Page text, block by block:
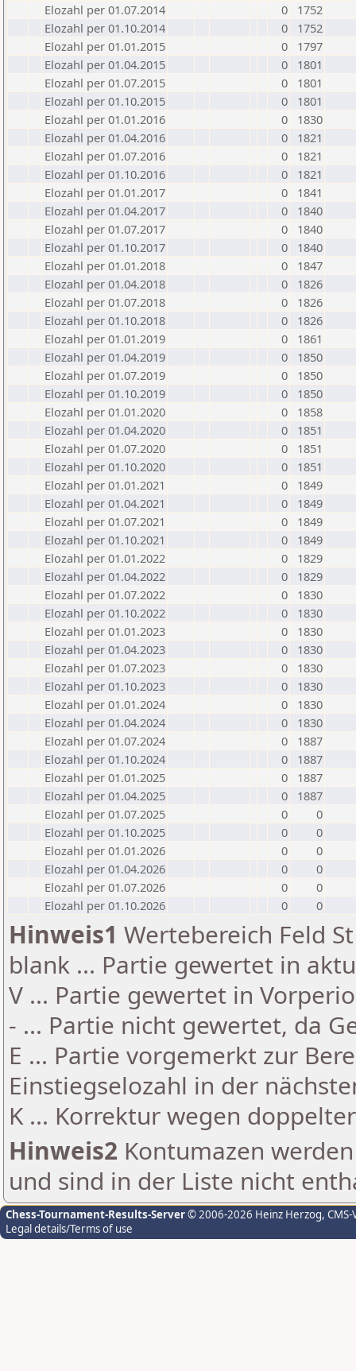
Elozahl per 01.07.2014
0
1752
Elozahl per 01.10.2014
0
1752
Elozahl per 01.01.2015
0
1797
Elozahl per 01.04.2015
0
1801
Elozahl per 01.07.2015
0
1801
Elozahl per 01.10.2015
0
1801
Elozahl per 01.01.2016
0
1830
Elozahl per 01.04.2016
0
1821
Elozahl per 01.07.2016
0
1821
Elozahl per 01.10.2016
0
1821
Elozahl per 01.01.2017
0
1841
Elozahl per 01.04.2017
0
1840
Elozahl per 01.07.2017
0
1840
Elozahl per 01.10.2017
0
1840
Elozahl per 01.01.2018
0
1847
Elozahl per 01.04.2018
0
1826
Elozahl per 01.07.2018
0
1826
Elozahl per 01.10.2018
0
1826
Elozahl per 01.01.2019
0
1861
Elozahl per 01.04.2019
0
1850
Elozahl per 01.07.2019
0
1850
Elozahl per 01.10.2019
0
1850
Elozahl per 01.01.2020
0
1858
Elozahl per 01.04.2020
0
1851
Elozahl per 01.07.2020
0
1851
Elozahl per 01.10.2020
0
1851
Elozahl per 01.01.2021
0
1849
Elozahl per 01.04.2021
0
1849
Elozahl per 01.07.2021
0
1849
Elozahl per 01.10.2021
0
1849
Elozahl per 01.01.2022
0
1829
Elozahl per 01.04.2022
0
1829
Elozahl per 01.07.2022
0
1830
Elozahl per 01.10.2022
0
1830
Elozahl per 01.01.2023
0
1830
Elozahl per 01.04.2023
0
1830
Elozahl per 01.07.2023
0
1830
Elozahl per 01.10.2023
0
1830
Elozahl per 01.01.2024
0
1830
Elozahl per 01.04.2024
0
1830
Elozahl per 01.07.2024
0
1887
Elozahl per 01.10.2024
0
1887
Elozahl per 01.01.2025
0
1887
Elozahl per 01.04.2025
0
1887
Elozahl per 01.07.2025
0
0
Elozahl per 01.10.2025
0
0
Elozahl per 01.01.2026
0
0
Elozahl per 01.04.2026
0
0
Elozahl per 01.07.2026
0
0
Elozahl per 01.10.2026
0 0
Hinweis1 Wertebereich Feld
blank ... Partie gewertet in
V ... Partie gewertet in
- ... Partie nicht gewertet, da
E ... Partie vorgemerkt zur
Einstiegselozahl in der
K ... Korrektur wegen
Hinweis2 Kontumazen
und sind in der Liste nicht
Chess-Tournament-Results-Server© 2006-2026 Heinz Herzog,
Legal details/Terms of use